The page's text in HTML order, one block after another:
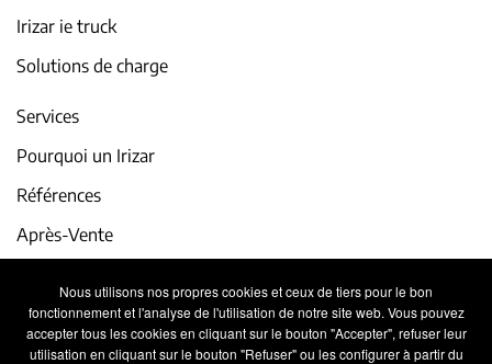
Nous utilisons nos propres cookies et ceux de tiers pour le bon
fonctionnement et l'analyse de l'utilisation de notre site web. Vous pouvez
accepter tous les cookies en cliquant sur le bouton "Accepter", refuser leur
utilisation en cliquant sur le bouton "Refuser" ou les configurer à partir du
Irizar ie truck
Solutions de charge
Services
Pourquoi un Irizar
Références
Après-Vente
Actualité et événements